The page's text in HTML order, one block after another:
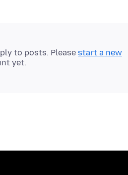
to posts. Please start a new
yet.